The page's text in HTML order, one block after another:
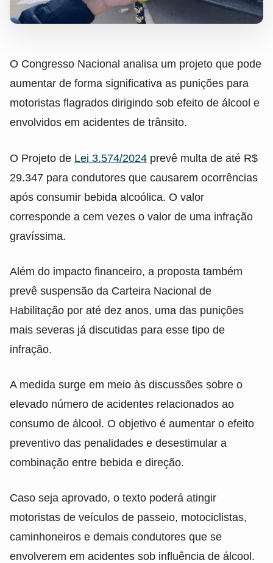
O Congresso Nacional analisa um projeto que pode
aumentar de forma significativa as punições para
motoristas flagrados dirigindo sob efeito de álcool e
envolvidos em acidentes de trânsito.
O Projeto de Lei 3.574/2024 prevê multa de até R$
29.347 para condutores que causarem ocorrências
após consumir bebida alcoólica. O valor
corresponde a cem vezes o valor de uma infração
gravíssima.
Além do impacto financeiro, a proposta também
prevê suspensão da Carteira Nacional de
Habilitação por até dez anos, uma das punições
mais severas já discutidas para esse tipo de
infração.
A medida surge em meio às discussões sobre o
elevado número de acidentes relacionados ao
consumo de álcool. O objetivo é aumentar o efeito
preventivo das penalidades e desestimular a
combinação entre bebida e direção.
Caso seja aprovado, o texto poderá atingir
motoristas de veículos de passeio, motociclistas,
caminhoneiros e demais condutores que se
envolverem em acidentes sob influência de álcool.